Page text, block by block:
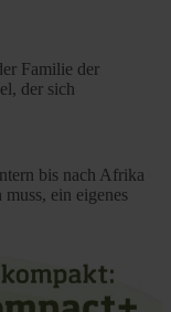
Familie der
der sich
bis nach Afrika
ein eigenes